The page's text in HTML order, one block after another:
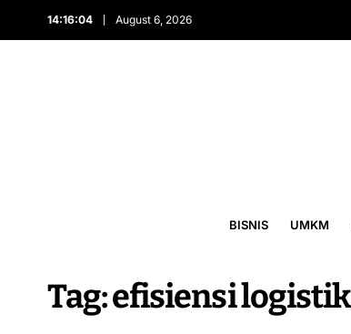
14:16:05 August 6, 2026
BISNIS UMKM
Tag:efisiensi logistik